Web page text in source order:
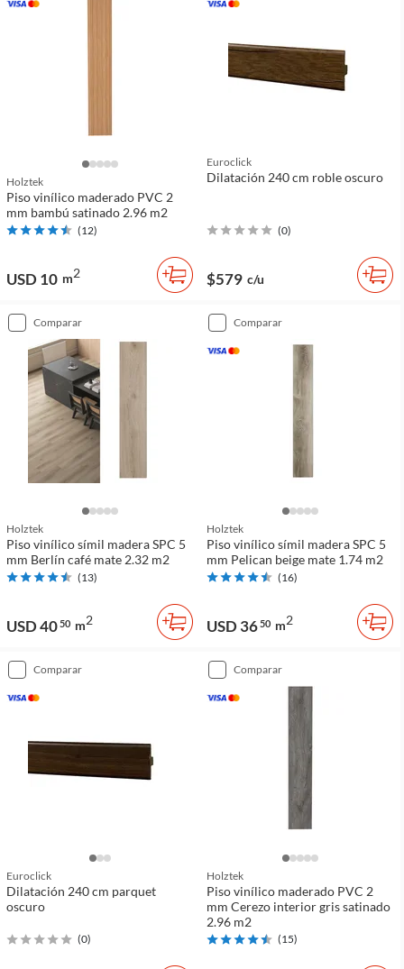
Holztek
Piso vinílico maderado PVC 2
mm bambú satinado 2.96 m2
(12)
USD 10 m2
Euroclick
Dilatación 240 cm roble oscuro
(0)
$579 c/u
comparar
Holztek
Piso vinílico símil madera SPC 5
mm Berlín café mate 2.32 m2
(13)
USD 4050 m2
comparar
Holztek
Piso vinílico símil madera SPC 5
mm Pelican beige mate 1.74 m2
(16)
USD 3650 m2
comparar
Euroclick
Dilatación 240 cm parquet
oscuro
(0)
comparar
Holztek
Piso vinílico maderado PVC 2
mm Cerezo interior gris satinado
2.96 m2
(15)